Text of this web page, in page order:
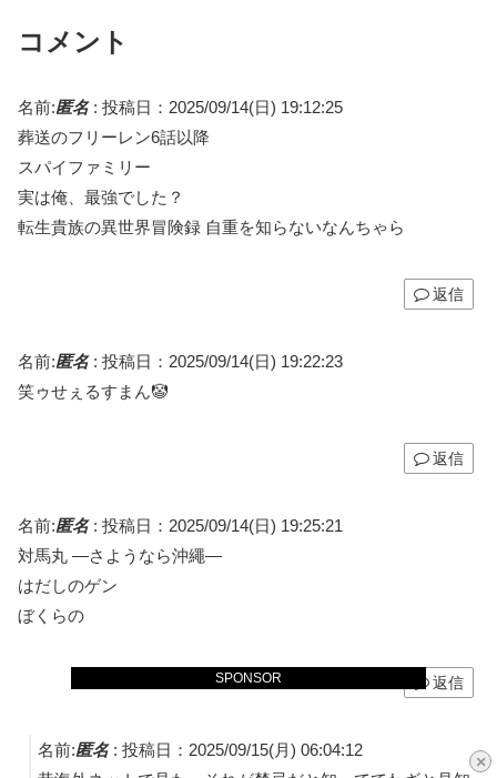
×
SPONSOR
コメント
名前:匿名: 投稿日：2025/09/14(日) 19:12:25
葬送のフリーレン6話以降
スパイファミリー
実は俺、最強でした？
転生貴族の異世界冒険録 自重を知らないなんちゃら
返信
名前:匿名: 投稿日：2025/09/14(日) 19:22:23
笑ゥせぇるすまん🤡
返信
名前:匿名: 投稿日：2025/09/14(日) 19:25:21
対馬丸 —さようなら沖繩—
はだしのゲン
ぼくらの
返信
名前:匿名: 投稿日：2025/09/15(月) 06:04:12